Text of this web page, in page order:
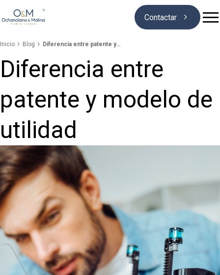
Quiénes somos
Marcas
Patentes
Blog
Contactar 
Inicio  Blog  Diferencia entre patente y…
Diferencia entre
patente y modelo de
utilidad